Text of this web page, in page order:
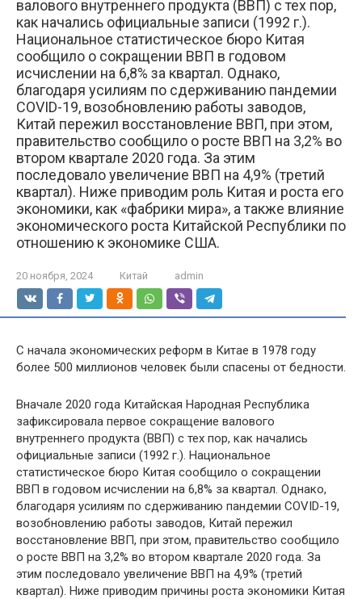
валового внутреннего продукта (ВВП) с тех пор,
как начались официальные записи (1992 г.).
Национальное статистическое бюро Китая
сообщило о сокращении ВВП в годовом
исчислении на 6,8% за квартал. Однако,
благодаря усилиям по сдерживанию пандемии
COVID-19, возобновлению работы заводов,
Китай пережил восстановление ВВП, при этом,
правительство сообщило о росте ВВП на 3,2% во
втором квартале 2020 года. За этим
последовало увеличение ВВП на 4,9% (третий
квартал). Ниже приводим роль Китая и роста его
экономики, как «фабрики мира», а также влияние
экономического роста Китайской Республики по
отношению к экономике США.
20 ноября, 2024 Китай admin
С начала экономических реформ в Китае в 1978 году
более 500 миллионов человек были спасены от бедности.
Вначале 2020 года Китайская Народная Республика
зафиксировала первое сокращение валового
внутреннего продукта (ВВП) с тех пор, как начались
официальные записи (1992 г.). Национальное
статистическое бюро Китая сообщило о сокращении
ВВП в годовом исчислении на 6,8% за квартал. Однако,
благодаря усилиям по сдерживанию пандемии COVID-19,
возобновлению работы заводов, Китай пережил
восстановление ВВП, при этом, правительство сообщило
о росте ВВП на 3,2% во втором квартале 2020 года. За
этим последовало увеличение ВВП на 4,9% (третий
квартал). Ниже приводим причины роста экономики Китая